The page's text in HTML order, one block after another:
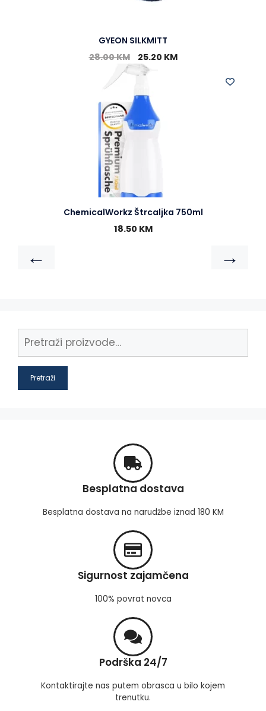
GYEON SILKMITT
28.00KM 25.20 KM
ChemicalWorkz Štrcaljka 750ml
18.50 KM
← →
Pretraži
Besplatna dostava
Besplatna dostava na narudžbe iznad 180 KM
Sigurnost zajamčena
100% povrat novca
Podrška 24/7
Kontaktirajte nas putem obrasca u bilo kojem
trenutku.